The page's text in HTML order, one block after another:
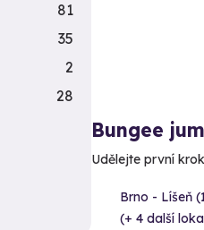
Bungee
Udělejte první
Brno - Líšeň
(+ 4 další
81
35
2
28